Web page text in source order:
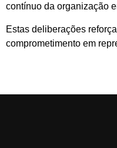
contínuo da organização
Estas deliberações
comprometimento em